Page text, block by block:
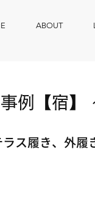
ABOUT
例【宿
ス履き、外